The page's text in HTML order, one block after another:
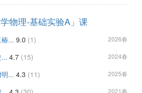
物理-基础实验A」课
... 9.0 (1) 2026春
4.7 (15) 2024春
... 4.3 (11) 2025春
2021春